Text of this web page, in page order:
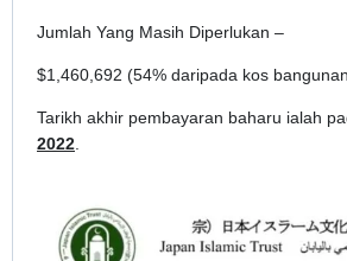
Jumlah Yang Masih Diperlukan –
$1,460,692 (54% daripada kos
Tarikh akhir pembayaran baharu ialah
2022